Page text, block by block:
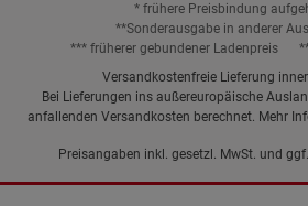
* frühere Preisbindung
**Sonderausgabe in anderer
*** früherer gebundener Ladenpreis
Versandkostenfreie Lieferung
Bei Lieferungen ins außereuropäische
anfallenden Versandkosten berechnet. Mehr
Preisangaben inkl. gesetzl. MwSt. und